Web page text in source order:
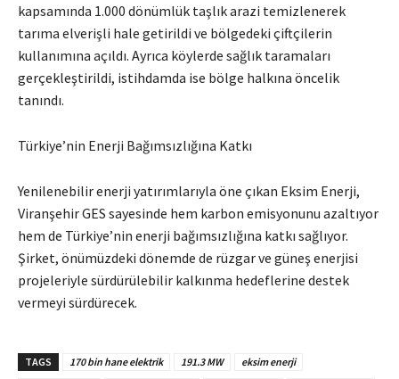
kapsamında 1.000 dönümlük taşlık arazi temizlenerek
tarıma elverişli hale getirildi ve bölgedeki çiftçilerin
kullanımına açıldı. Ayrıca köylerde sağlık taramaları
gerçekleştirildi, istihdamda ise bölge halkına öncelik
tanındı.
Türkiye’nin Enerji Bağımsızlığına Katkı
Yenilenebilir enerji yatırımlarıyla öne çıkan Eksim Enerji,
Viranşehir GES sayesinde hem karbon emisyonunu azaltıyor
hem de Türkiye’nin enerji bağımsızlığına katkı sağlıyor.
Şirket, önümüzdeki dönemde de rüzgar ve güneş enerjisi
projeleriyle sürdürülebilir kalkınma hedeflerine destek
vermeyi sürdürecek.
TAGS 170 bin hane elektrik 191.3 MW
eksim enerji